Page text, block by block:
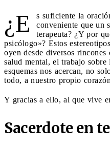
¿E
s suficiente la
conveniente que un
terapeuta? ¿Y por
psicólogo»? Estos
oyen desde diversos
salud mental, el trabajo
esquemas nos acercan, no
todo, a nuestro propio
Y gracias a ello, al que vive
Sacerdote en